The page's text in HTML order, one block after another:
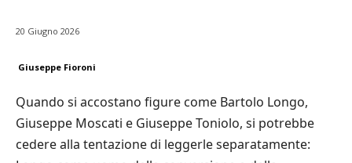
20 Giugno 2026
Giuseppe Fioroni
Quando si accostano figure come Bartolo Longo,
Giuseppe Moscati e Giuseppe Toniolo, si potrebbe
cedere alla tentazione di leggerle separatamente: